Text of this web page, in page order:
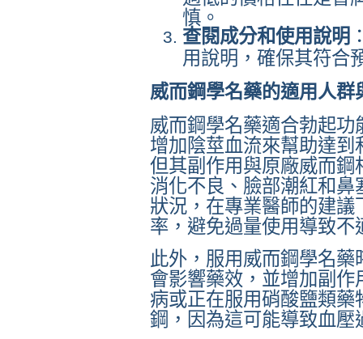
慎。
查閱成分和使用說明
用說明，確保其符合
威而鋼學名藥的適用人群
威而鋼學名藥適合勃起
增加陰莖血流來幫助達
但其副作用與原廠威而
消化不良、臉部潮紅和
狀況，在專業醫師的建
率，避免過量使用導致不
此外，服用威而鋼學名
會影響藥效，並增加副
病或正在服用硝酸鹽類
鋼，因為這可能導致血